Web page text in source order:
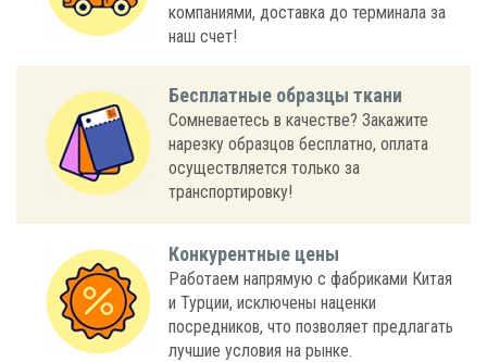
компаниями, доставка до терминала за
наш счет!
Бесплатные образцы ткани
Сомневаетесь в качестве? Закажите
нарезку образцов бесплатно, оплата
осуществляется только за
транспортировку!
Конкурентные цены
Работаем напрямую с фабриками Китая
и Турции, исключены наценки
посредников, что позволяет предлагать
лучшие условия на рынке.